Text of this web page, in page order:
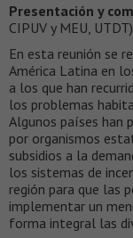
Presentación y
CIPUV y MEU, UTDT)
En esta reunión se
América Latina en
a los que han
los problemas
Algunos países han
por organismos
subsidios a la
los sistemas de
región para que las
implementar un
forma integral las